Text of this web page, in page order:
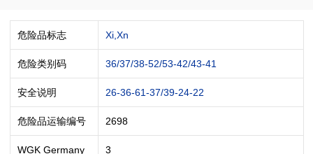
危险品标志 Xi,Xn
危险类别码 36/37/38-52/53-42/43-41
安全说明 26-36-61-37/39-24-22
危险品运输编号 2698
WGK Germany 3